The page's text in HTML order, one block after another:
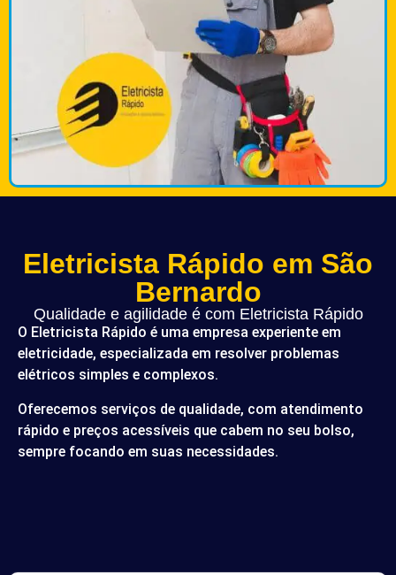
Eletricista Rápido em São
Bernardo
Qualidade e agilidade é com Eletricista Rápido
O Eletricista Rápido é uma empresa experiente em
eletricidade, especializada em resolver problemas
elétricos simples e complexos.
Oferecemos serviços de qualidade, com atendimento
rápido e preços acessíveis que cabem no seu bolso,
sempre focando em suas necessidades.